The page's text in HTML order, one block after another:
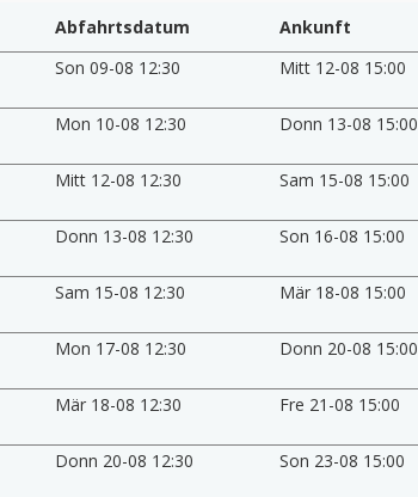
Abfahrtsdatum Ankunft
Son 09-08 12:30 Mitt 12-08 15:00
Mon 10-08 12:30 Donn 13-08 15:00
Mitt 12-08 12:30 Sam 15-08 15:00
Donn 13-08 12:30 Son 16-08 15:00
Sam 15-08 12:30 Mär 18-08 15:00
Mon 17-08 12:30 Donn 20-08 15:00
Mär 18-08 12:30 Fre 21-08 15:00
Donn 20-08 12:30 Son 23-08 15:00